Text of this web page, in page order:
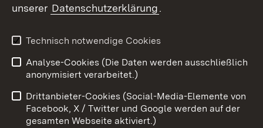
Youtube
Impressum
Kontakt
Barrierefreiheit
Datenschutz
Cookies
unserer Datenschutzerklärung.
Technisch notwendige Cookies
Analyse-Cookies (Die Daten werden ausschließlich
anonymisiert verarbeitet.)
Drittanbieter-Cookies (Social-Media-Elemente von
Facebook, X / Twitter und Google werden auf der
gesamten Webseite aktiviert.)